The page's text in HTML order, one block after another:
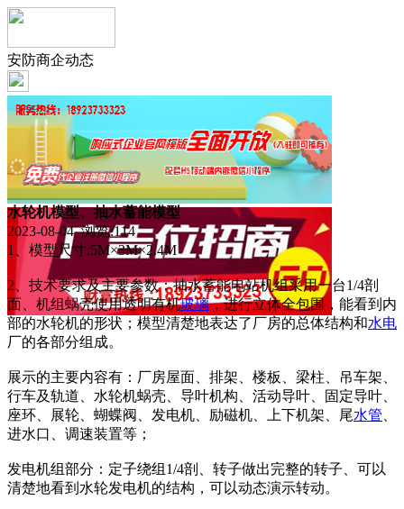
安防商企动态
水轮机模型、抽水蓄能模型
2023-08-04 浏览:114
1、模型尺寸:5M×3M×2.4M
2、技术要求及主要参数：抽水蓄能电站机组采用一台1/4剖
面、机组蜗壳使用透明有机玻璃，进行立体全包围，能看到内
部的水轮机的形状；模型清楚地表达了厂房的总体结构和水电
厂的各部分组成。
展示的主要内容有：厂房屋面、排架、楼板、梁柱、吊车架、
行车及轨道、水轮机蜗壳、导叶机构、活动导叶、固定导叶、
座环、展轮、蝴蝶阀、发电机、励磁机、上下机架、尾水管
进水口、调速装置等；
发电机组部分：定子绕组1/4剖、转子做出完整的转子、可以
清楚地看到水轮发电机的结构，可以动态演示转动。